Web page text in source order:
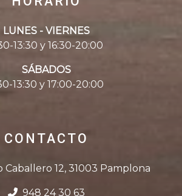
LUNES - VIERNES
13:30 y 16:30-20:00
SÁBADOS
13:30 y 17:00-20:00
CONTACTO
Caballero 12, 31003 Pamplona
948 24 30 63